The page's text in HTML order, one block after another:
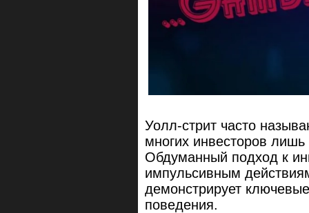
Уолл-стрит часто
многих инвесторов
Обдуманный подход к
импульсивным
демонстрирует
поведения.